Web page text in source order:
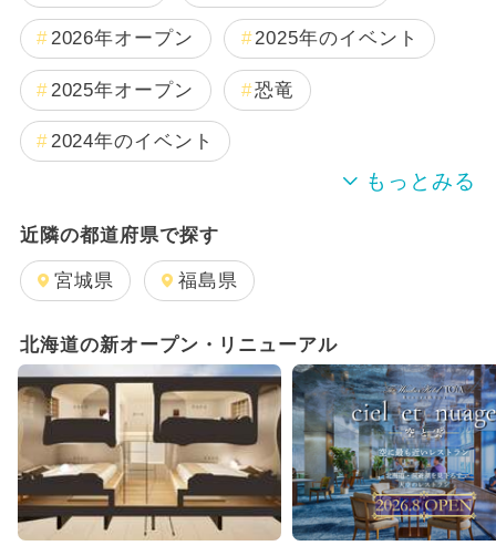
2026年オープン 2025年のイベント
2025年オープン 恐竜
2024年のイベント
夏休み 雨の日OK
日帰り 2026年1月のイベント
2025年12月のイベント
2026年8月のイベント
2025年9月のイベント
2026年2月のイベント
近隣の都道府県で探す
宮城県 福島県
北海道の新オープン・リニューアル